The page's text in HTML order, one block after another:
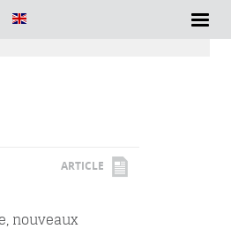
ARTICLE
nouveaux